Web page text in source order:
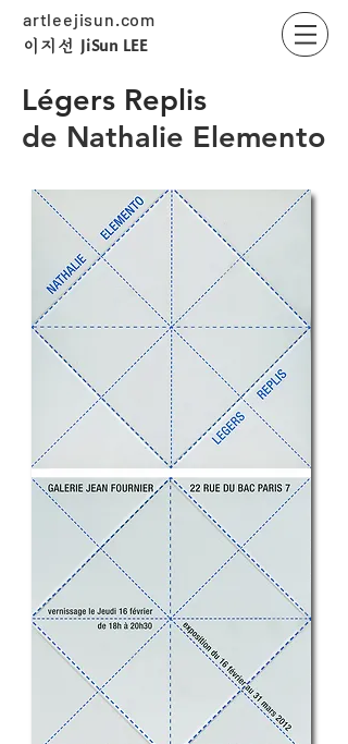
artleejisun.com
​이지선 JiSun LEE
Légers Replis
de Nathalie Elemento